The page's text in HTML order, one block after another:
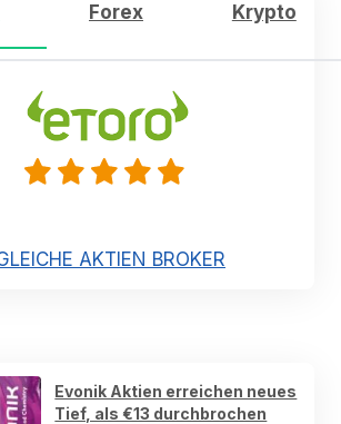
Forex Krypto
AKTIEN BROKER
Evonik Aktien erreichen neues
Tief, als €13 durchbrochen